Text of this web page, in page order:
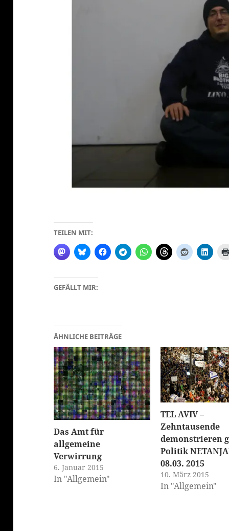
TEILEN MIT:
GEFÄLLT MIR:
ÄHNLICHE BEITRÄGE
Das Amt für
allgemeine
Verwirrung
6. Januar 2015
In "Allgemein"
TEL AVIV –
Zehntausende
demonstrieren
Politik
08.03. 2015
10. März 2015
In "Allgemein"